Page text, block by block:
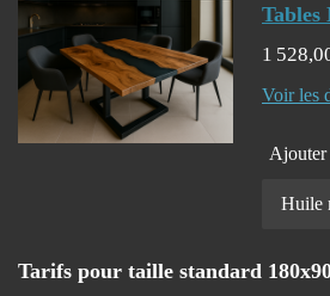
Tables
1
Voir les
Ajouter
Tarifs pour taille standard